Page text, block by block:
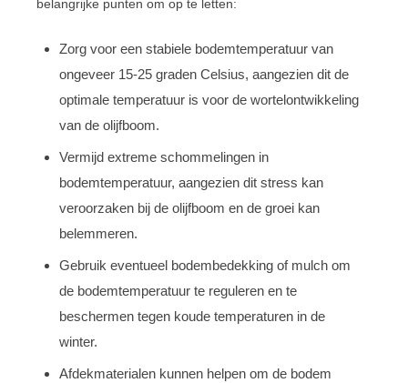
belangrijke punten om op te letten:
Zorg voor een stabiele bodemtemperatuur van
ongeveer 15-25 graden Celsius, aangezien dit de
optimale temperatuur is voor de wortelontwikkeling
van de olijfboom.
Vermijd extreme schommelingen in
bodemtemperatuur, aangezien dit stress kan
veroorzaken bij de olijfboom en de groei kan
belemmeren.
Gebruik eventueel bodembedekking of mulch om
de bodemtemperatuur te reguleren en te
beschermen tegen koude temperaturen in de
winter.
Afdekmaterialen kunnen helpen om de bodem